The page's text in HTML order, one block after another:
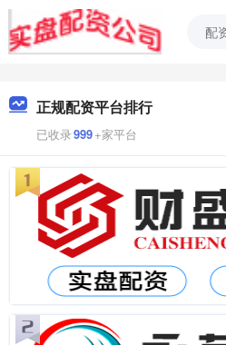
正规配资平台排行
已收录999+家平台